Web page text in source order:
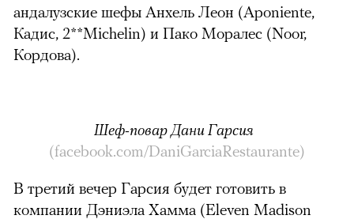
андалузские шефы Анхель Леон (Aponiente,
Кадис, 2**Michelin) и Пако Моралес (Noor,
Кордова).
можно через
Шеф-повар Дани Гарсия
(facebook.com/DaniGarciaRestaurante)
В третий вечер Гарсия будет готовить в
компании Дэниэла Хамма (Eleven Madison